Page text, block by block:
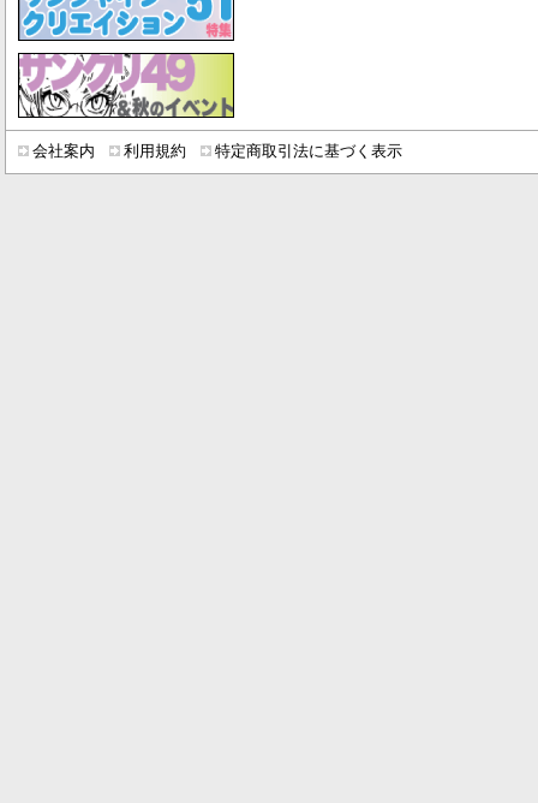
会社案内 利用規約 特定商取引法に基づく表示